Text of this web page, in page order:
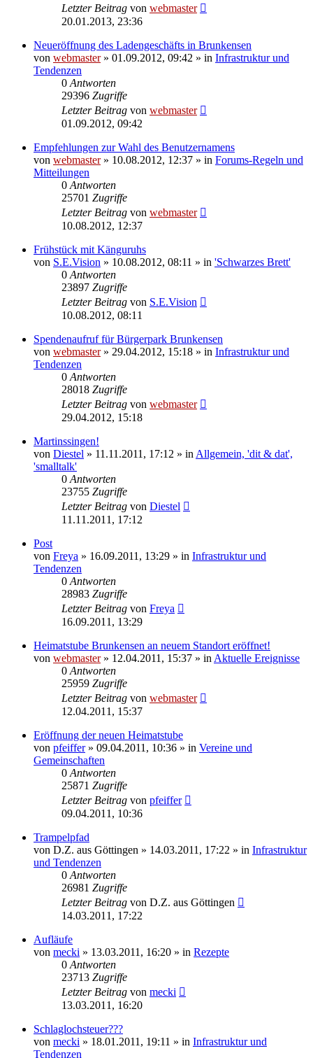
Letzter Beitrag von webmaster
20.01.2013, 23:36
Neueröffnung des Ladengeschäfts in Brunkensen
von webmaster» 01.09.2012, 09:42 » in Infrastruktur und
Tendenzen
0 Antworten
29396 Zugriffe
Letzter Beitrag von webmaster
01.09.2012, 09:42
Empfehlungen zur Wahl des Benutzernamens
von webmaster» 10.08.2012, 12:37 » in Forums-Regeln und
Mitteilungen
0 Antworten
25701 Zugriffe
Letzter Beitrag von webmaster
10.08.2012, 12:37
Frühstück mit Känguruhs
von S.E.Vision » 10.08.2012, 08:11 » in 'Schwarzes Brett'
0 Antworten
23897 Zugriffe
Letzter Beitrag von S.E.Vision
10.08.2012, 08:11
Spendenaufruf für Bürgerpark Brunkensen
von webmaster» 29.04.2012, 15:18 » in Infrastruktur und
Tendenzen
0 Antworten
28018 Zugriffe
Letzter Beitrag von webmaster
29.04.2012, 15:18
Martinssingen!
von Diestel » 11.11.2011, 17:12 » in Allgemein, 'dit & dat',
'smalltalk'
0 Antworten
23755 Zugriffe
Letzter Beitrag von Diestel
11.11.2011, 17:12
Post
von Freya » 16.09.2011, 13:29 » in Infrastruktur und
Tendenzen
0 Antworten
28983 Zugriffe
Letzter Beitrag von Freya
16.09.2011, 13:29
Heimatstube Brunkensen an neuem Standort eröffnet!
von webmaster» 12.04.2011, 15:37 » in Aktuelle Ereignisse
0 Antworten
25959 Zugriffe
Letzter Beitrag von webmaster
12.04.2011, 15:37
Eröffnung der neuen Heimatstube
von pfeiffer» 09.04.2011, 10:36 » in Vereine und
Gemeinschaften
0 Antworten
25871 Zugriffe
Letzter Beitrag von pfeiffer
09.04.2011, 10:36
Trampelpfad
von D.Z. aus Göttingen » 14.03.2011, 17:22 » in Infrastruktur
und Tendenzen
0 Antworten
26981 Zugriffe
Letzter Beitrag von D.Z. aus Göttingen
14.03.2011, 17:22
Aufläufe
von mecki » 13.03.2011, 16:20 » in Rezepte
0 Antworten
23713 Zugriffe
Letzter Beitrag von mecki
13.03.2011, 16:20
Schlaglochsteuer???
von mecki » 18.01.2011, 19:11 » in Infrastruktur und
Tendenzen